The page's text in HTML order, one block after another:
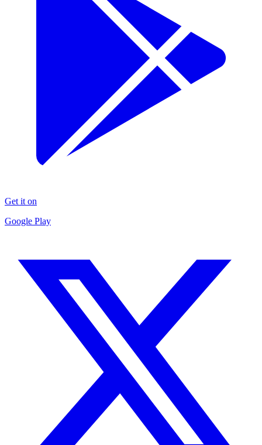
Get it on
Google Play